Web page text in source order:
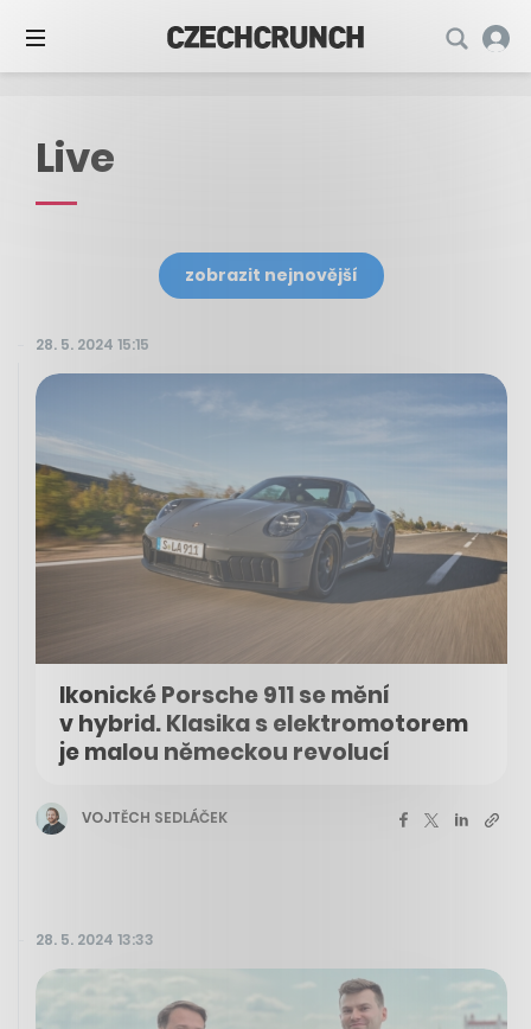
Live
zobrazit nejnovější
28. 5. 2024 15:15
Ikonické Porsche 911 se mění
v hybrid. Klasika s elektromotorem
je malou německou revolucí
VOJTĚCH SEDLÁČEK
28. 5. 2024 13:33